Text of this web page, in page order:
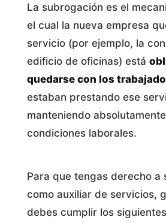
La subrogación es el
el cual la nueva empresa
servicio (por ejemplo, la
edificio de oficinas) está
quedarse con los
estaban prestando ese
manteniendo
condiciones laborales.
Para que tengas derecho a
como auxiliar de servicios,
debes cumplir los